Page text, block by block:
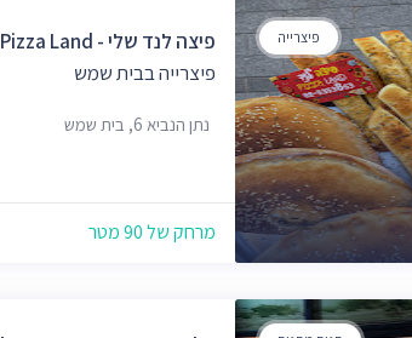
פיצרייה
פיצה לנד שלי - My Pizza Land
פיצרייה בבית שמש
נתן הנביא 6, בית שמש
מרחק של 90 מטר